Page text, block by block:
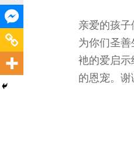
亲爱的孩
为你们圣
衪的爱启
的恩宠。谢